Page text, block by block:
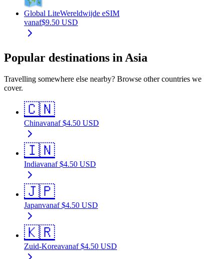
Global LiteWereldwijde eSIM
vanaf$9.50 USD
Popular destinations in Asia
Travelling somewhere else nearby? Browse other countries we
cover.
🇨🇳
Chinavanaf $4.50 USD
🇮🇳
Indiavanaf $4.50 USD
🇯🇵
Japanvanaf $4.50 USD
🇰🇷
Zuid-Koreavanaf $4.50 USD